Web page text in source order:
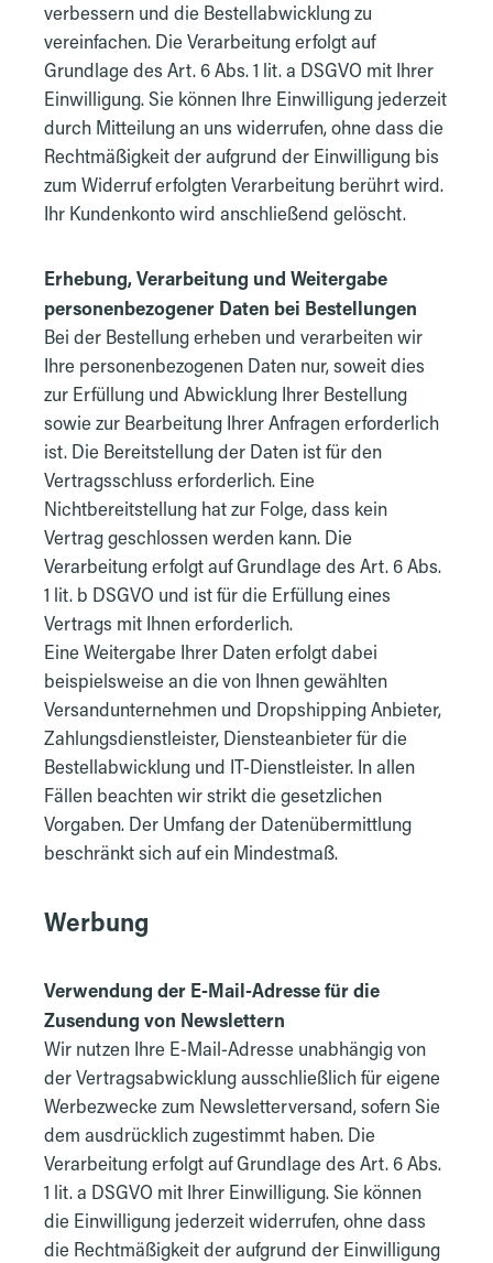
verbessern und die Bestellabwicklung zu
vereinfachen. Die Verarbeitung erfolgt auf
Grundlage des Art. 6 Abs. 1 lit. a DSGVO mit Ihrer
Einwilligung. Sie können Ihre Einwilligung jederzeit
durch Mitteilung an uns widerrufen, ohne dass die
Rechtmäßigkeit der aufgrund der Einwilligung bis
zum Widerruf erfolgten Verarbeitung berührt wird.
Ihr Kundenkonto wird anschließend gelöscht.
Erhebung, Verarbeitung und Weitergabe
personenbezogener Daten bei Bestellungen
Bei der Bestellung erheben und verarbeiten wir
Ihre personenbezogenen Daten nur, soweit dies
zur Erfüllung und Abwicklung Ihrer Bestellung
sowie zur Bearbeitung Ihrer Anfragen erforderlich
ist. Die Bereitstellung der Daten ist für den
Vertragsschluss erforderlich. Eine
Nichtbereitstellung hat zur Folge, dass kein
Vertrag geschlossen werden kann. Die
Verarbeitung erfolgt auf Grundlage des Art. 6 Abs.
1 lit. b DSGVO und ist für die Erfüllung eines
Vertrags mit Ihnen erforderlich.
Eine Weitergabe Ihrer Daten erfolgt dabei
beispielsweise an die von Ihnen gewählten
Versandunternehmen und Dropshipping Anbieter,
Zahlungsdienstleister, Diensteanbieter für die
Bestellabwicklung und IT-Dienstleister. In allen
Fällen beachten wir strikt die gesetzlichen
Vorgaben. Der Umfang der Datenübermittlung
beschränkt sich auf ein Mindestmaß.
Werbung
Verwendung der E-Mail-Adresse für die
Zusendung von Newslettern
Wir nutzen Ihre E-Mail-Adresse unabhängig von
der Vertragsabwicklung ausschließlich für eigene
Werbezwecke zum Newsletterversand, sofern Sie
dem ausdrücklich zugestimmt haben. Die
Verarbeitung erfolgt auf Grundlage des Art. 6 Abs.
1 lit. a DSGVO mit Ihrer Einwilligung. Sie können
die Einwilligung jederzeit widerrufen, ohne dass
die Rechtmäßigkeit der aufgrund der Einwilligung